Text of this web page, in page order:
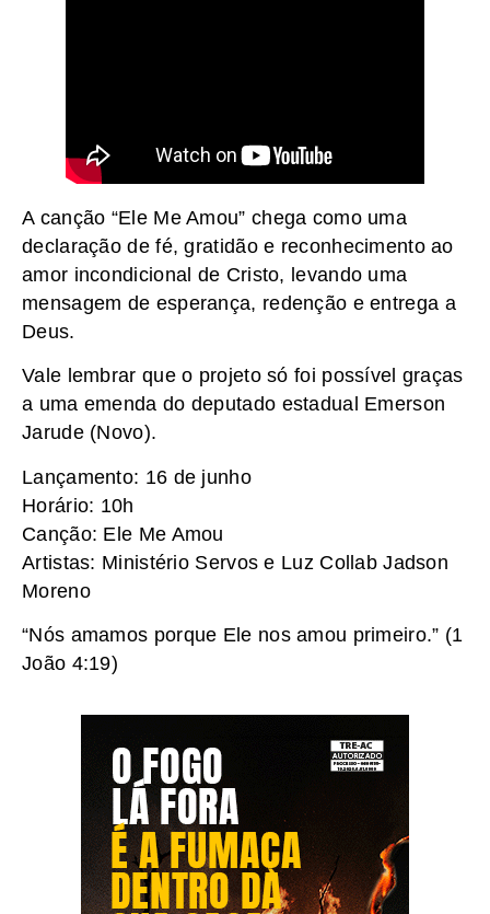
A canção “Ele Me Amou” chega como uma
declaração de fé, gratidão e reconhecimento ao
amor incondicional de Cristo, levando uma
mensagem de esperança, redenção e entrega a
Deus.
Vale lembrar que o projeto só foi possível graças
a uma emenda do deputado estadual Emerson
Jarude (Novo).
Lançamento: 16 de junho
Horário: 10h
Canção: Ele Me Amou
Artistas: Ministério Servos e Luz Collab Jadson
Moreno
“Nós amamos porque Ele nos amou primeiro.” (1
João 4:19)